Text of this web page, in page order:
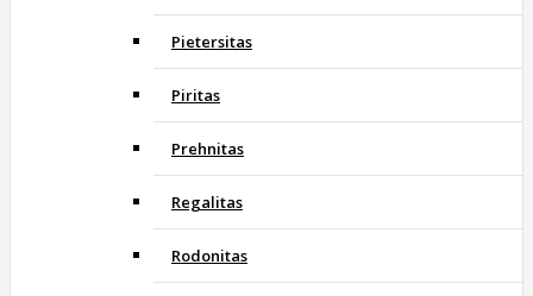
Pietersitas
Piritas
Prehnitas
Regalitas
Rodonitas